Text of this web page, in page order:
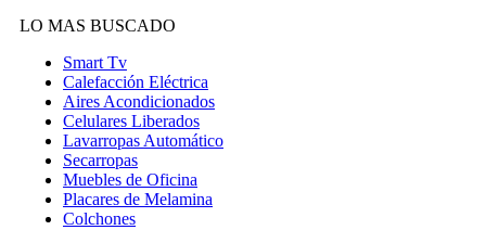
LO MAS BUSCADO
Smart Tv
Calefacción Eléctrica
Aires Acondicionados
Celulares Liberados
Lavarropas Automático
Secarropas
Muebles de Oficina
Placares de Melamina
Colchones